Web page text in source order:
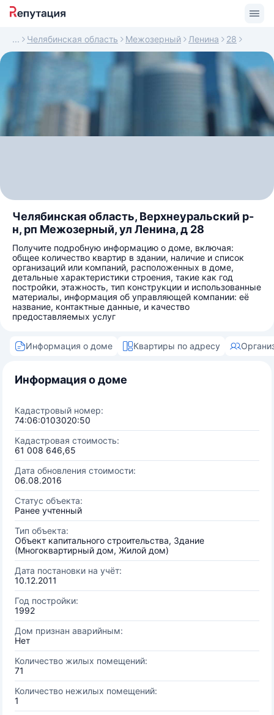
Челябинская область Межозерный Ленина 28
Челябинская область, Верхнеуральский р-
н, рп Межозерный, ул Ленина, д 28
Получите подробную информацию о доме, включая:
общее количество квартир в здании, наличие и список
организаций или компаний, расположенных в доме,
детальные характеристики строения, такие как год
постройки, этажность, тип конструкции и использованные
материалы, информация об управляющей компании: её
название, контактные данные, и качество
предоставляемых услуг
Информация о доме Квартиры по адресу
Информация о доме
Кадастровый номер:
74:06:0103020:50
Кадастровая стоимость:
61 008 646,65
Дата обновления стоимости:
06.08.2016
Статус объекта:
Ранее учтенный
Тип объекта:
Объект капитального строительства, Здание
(Многоквартирный дом, Жилой дом)
Дата постановки на учёт:
10.12.2011
Год постройки:
1992
Дом признан аварийным:
Нет
Количество жилых помещений:
71
Количество нежилых помещений:
1